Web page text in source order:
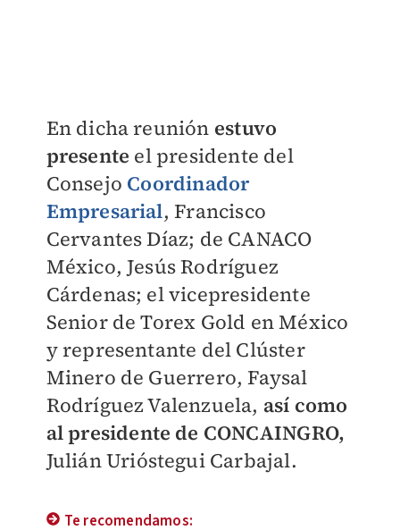
En dicha reunión estuvo
presente el presidente del
Consejo Coordinador
Empresarial, Francisco
Cervantes Díaz; de CANACO
México, Jesús Rodríguez
Cárdenas; el vicepresidente
Senior de Torex Gold en México
y representante del Clúster
Minero de Guerrero, Faysal
Rodríguez Valenzuela, así como
al presidente de CONCAINGRO,
Julián Urióstegui Carbajal.
Te recomendamos: